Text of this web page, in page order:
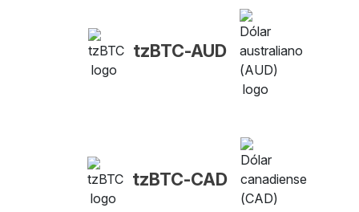
tzBTC-AUD
tzBTC-CAD